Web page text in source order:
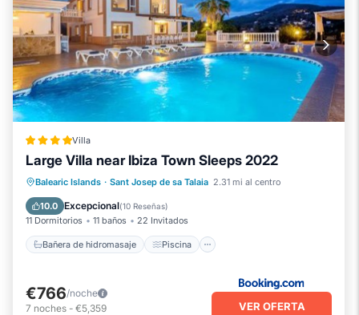
Villa
Large Villa near Ibiza Town Sleeps 2022
Balearic Islands · Sant Josep de sa Talaia 2.31 mi al centro
10.0 Excepcional(10 Reseñas)
11 Dormitorios 11 baños 22 Invitados
Bañera de hidromasaje Piscina
Bañera de hidromasaje
Piscina
Aire acondicionado
€766/noche
7 noches - €5,359 VER OFERTA